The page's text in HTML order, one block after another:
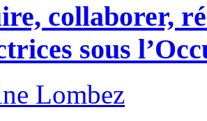
collaborer,
sous
Lombez